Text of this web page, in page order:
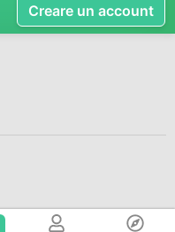
Creare un account